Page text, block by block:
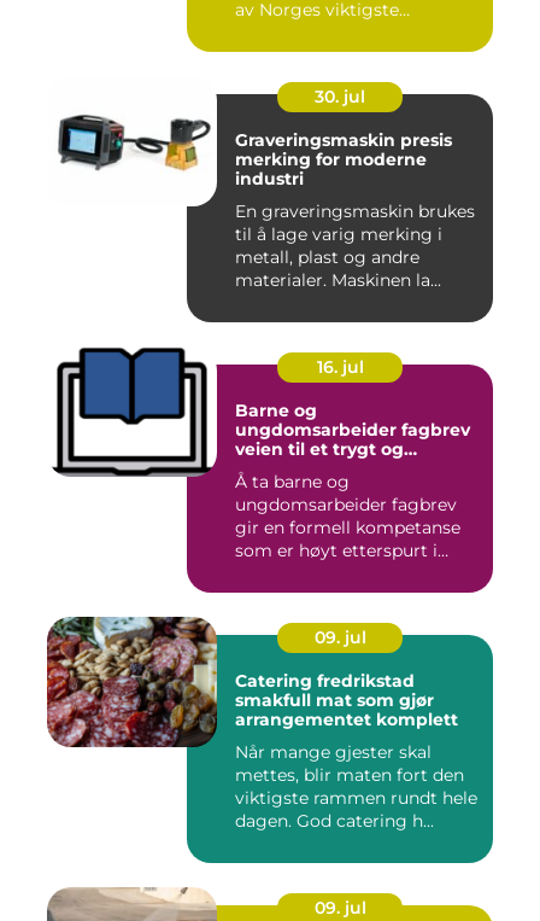
av Norges viktigste
30. jul
Graveringsmaskin presis
merking for moderne
industri
En graveringsmaskin brukes
til å lage varig merking i
metall, plast og andre
materialer. Maskinen la...
16. jul
Barne og
ungdomsarbeider fagbrev
veien til et trygt og
meningsfullt yrke
Å ta barne og
ungdomsarbeider fagbrev
gir en formell kompetanse
som er høyt etterspurt i
09. jul
Catering fredrikstad
smakfull mat som gjør
arrangementet komplett
Når mange gjester skal
mettes, blir maten fort den
viktigste rammen rundt hele
dagen. God catering h...
09. jul